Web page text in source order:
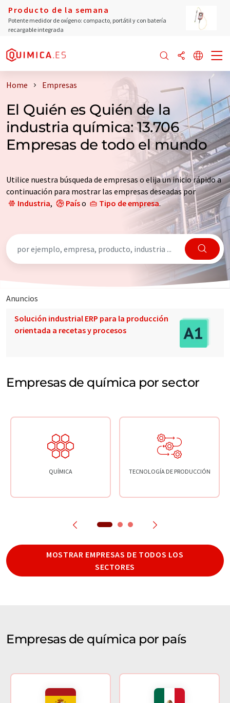
Producto de la semana
Potente medidor de oxígeno: compacto, portátil y con batería
recargable integrada
Home Empresas
El Quién es Quién de la
industria química: 13.706
Empresas de todo el mundo
Utilice nuestra búsqueda de empresas o elija un inicio rápido a
continuación para mostrar las empresas deseadas por
Industria, Paíso Tipo de empresa.
Anuncios
Solución industrial ERP para la producción
orientada a recetas y procesos
Empresas de química por sector
QUÍMICA TECNOLOGÍA DE PRODUCCIÓN
MOSTRAR EMPRESAS DE TODOS LOS
SECTORES
Empresas de química por país